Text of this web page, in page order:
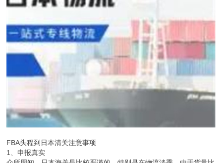
FBA头程到日本清关注意事项
1、申报真实